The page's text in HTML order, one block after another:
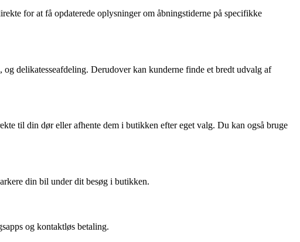
for at få opdaterede oplysninger om åbningstiderne på specifikke
delikatesseafdeling. Derudover kan kunderne finde et bredt udvalg af
til din dør eller afhente dem i butikken efter eget valg. Du kan også bruge
din bil under dit besøg i butikken.
og kontaktløs betaling.